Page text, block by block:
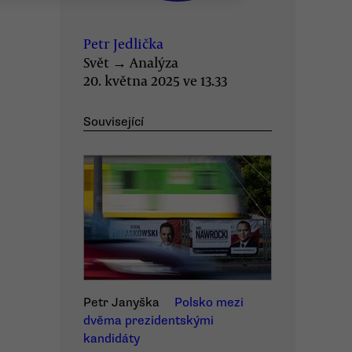
Petr Jedlička
Svět → Analýza
20. května 2025 ve 13.33
Související
Petr Janyška
Polsko mezi
dvěma prezidentskými
kandidáty